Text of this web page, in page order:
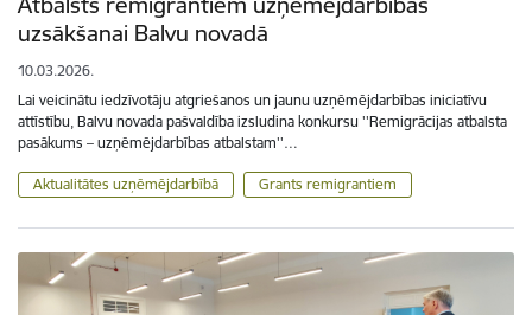
uzsākšanai Balvu novadā
10.03.2026.
Lai veicinātu iedzīvotāju atgriešanos un jaunu uzņēmējdarbības iniciatīvu
attīstību, Balvu novada pašvaldība izsludina konkursu ''Remigrācijas atbalsta
pasākums – uzņēmējdarbības atbalstam''…
Aktualitātes uzņēmējdarbībā Grants remigrantiem